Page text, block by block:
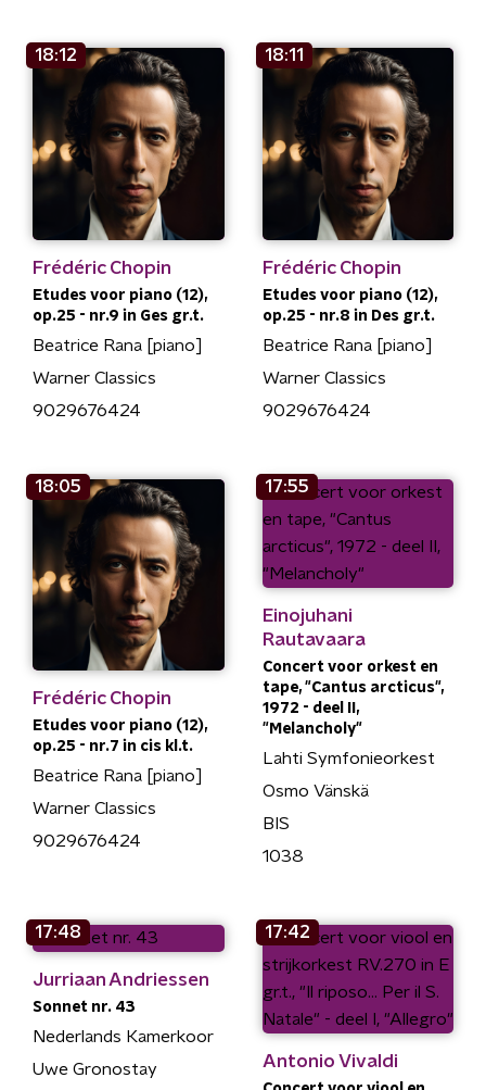
18:12
Frédéric Chopin
Etudes voor piano (12),
op.25 - nr.9 in Ges gr.t.
Beatrice Rana [piano]
Warner Classics
9029676424
18:11
Frédéric Chopin
Etudes voor piano (12),
op.25 - nr.8 in Des gr.t.
Beatrice Rana [piano]
Warner Classics
9029676424
18:05
Frédéric Chopin
Etudes voor piano (12),
op.25 - nr.7 in cis kl.t.
Beatrice Rana [piano]
Warner Classics
9029676424
17:55
Einojuhani
Rautavaara
Concert voor orkest en
tape, "Cantus arcticus",
1972 - deel II,
"Melancholy"
Lahti Symfonieorkest
Osmo Vänskä
BIS
1038
17:48
Jurriaan Andriessen
Sonnet nr. 43
Nederlands Kamerkoor
Uwe Gronostay
17:42
Antonio Vivaldi